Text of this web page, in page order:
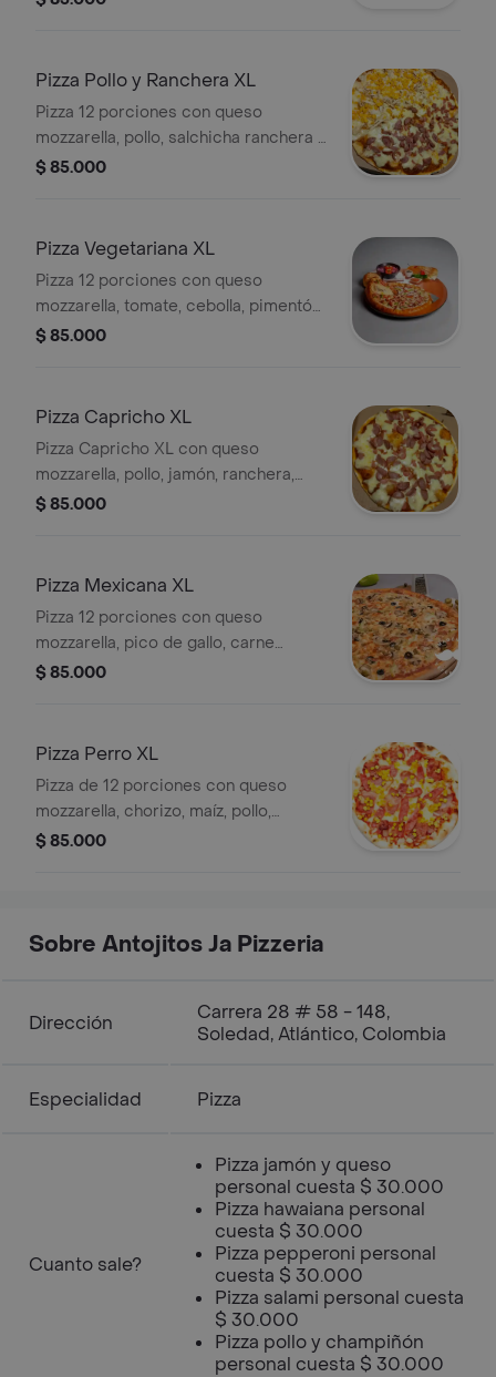
Pizza Pollo y Ranchera XL
Pizza 12 porciones con queso
mozzarella, pollo, salchicha ranchera y
salsa de la casa.
$ 85.000
Pizza Vegetariana XL
Pizza 12 porciones con queso
mozzarella, tomate, cebolla, pimentón,
maíz, champiñón, aceitunas negras y
$ 85.000
Pizza Capricho XL
Pizza Capricho XL con queso
mozzarella, pollo, jamón, ranchera,
cebolla caramelizada y salsa de la
$ 85.000
Pizza Mexicana XL
Pizza 12 porciones con queso
mozzarella, pico de gallo, carne
molida, tacos de queso picante y
$ 85.000
Pizza Perro XL
Pizza de 12 porciones con queso
mozzarella, chorizo, maíz, pollo,
pimentón, cebolla y salsa de la casa.
$ 85.000
Sobre Antojitos Ja Pizzeria
Dirección
Carrera 28 # 58 - 148,
Soledad, Atlántico, Colombia
Especialidad Pizza
Cuanto sale?
Pizza jamón y queso
personal cuesta $ 30.000
Pizza hawaiana personal
cuesta $ 30.000
Pizza pepperoni personal
cuesta $ 30.000
Pizza salami personal cuesta
$ 30.000
Pizza pollo y champiñón
personal cuesta $ 30.000